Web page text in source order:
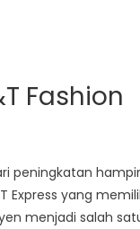
Fashion
peningkatan hampir
Express yang
menjadi salah